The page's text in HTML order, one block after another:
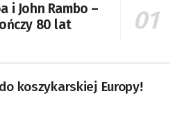
i John Rambo –
80 lat
koszykarskiej Europy!